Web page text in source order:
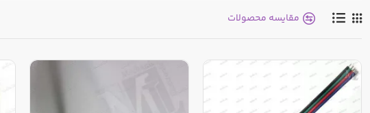
مقایسه محصولات